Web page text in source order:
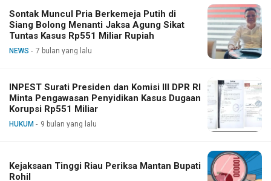
Sontak Muncul Pria Berkemeja Putih di
Siang Bolong Menanti Jaksa Agung Sikat
Tuntas Kasus Rp551 Miliar Rupiah
NEWS 7 bulan yang lalu
INPEST Surati Presiden dan Komisi III DPR RI
Minta Pengawasan Penyidikan Kasus Dugaan
Korupsi Rp551 Miliar
HUKUM 9 bulan yang lalu
Kejaksaan Tinggi Riau Periksa Mantan Bupati
Rohil